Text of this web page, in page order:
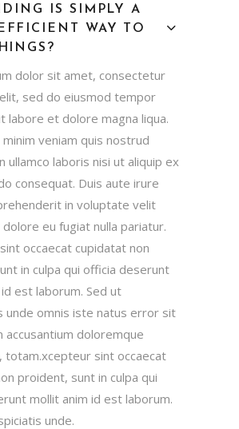
IS SIMPLY A
WAY TO
dolor sit amet, consectetur
sed do eiusmod tempor
labore et dolore magna liqua.
veniam quis nostrud
ullamco laboris nisi ut aliquip ex
consequat. Duis aute irure
in voluptate velit
dolore eu fugiat nulla pariatur.
occaecat cupidatat non
in culpa qui officia deserunt
est laborum. Sed ut
unde omnis iste natus error sit
accusantium doloremque
totam.xcepteur sint occaecat
proident, sunt in culpa qui
mollit anim id est laborum.
unde.